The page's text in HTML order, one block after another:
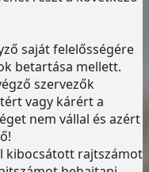
saját felelősségére
betartása mellett.
szervezők
vagy kárért a
nem vállal és azért
kibocsátott rajtszámot